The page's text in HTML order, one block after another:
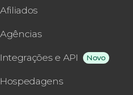
Afiliados
Agências
Integrações e API Novo
Hospedagens